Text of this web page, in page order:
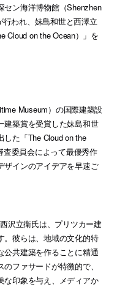
セン海洋博物館（Shenzhen
われ、妹島和世と西澤立
Cloud on the Ocean）」を
Museum）の国際建築設
建築賞を受賞した妹島和世
た「The Cloud on the
委員会によって最優秀作
ザインのアイデアを早速ご
沢立衛氏は、プリツカー建
。彼らは、地域の文化的特
公共建築を作ることに精通
ファサードが特徴的で、
な印象を与え、メディアか